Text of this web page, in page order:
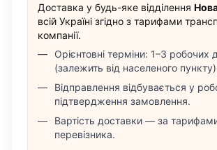
Доставка у будь-яке відділення
всій Україні згідно з тарифами
компанії.
Орієнтовні терміни: 1–3 робочих
(залежить від населеного
Відправлення відбувається у
підтвердження замовлення.
Вартість доставки — за
перевізника.